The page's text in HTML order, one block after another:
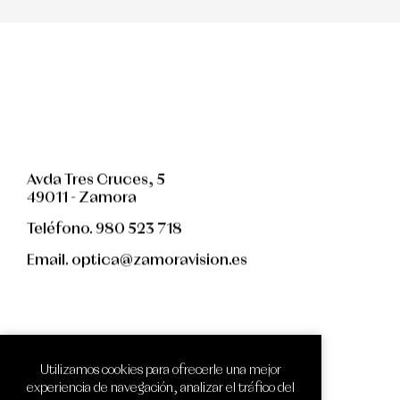
Utilizamos cookies para ofrecerle una mejor
experiencia de navegación, analizar el tráfico del
Avda Tres Cruces, 5
49011 - Zamora
Teléfono. 980 523 718
Email. optica@zamoravision.es